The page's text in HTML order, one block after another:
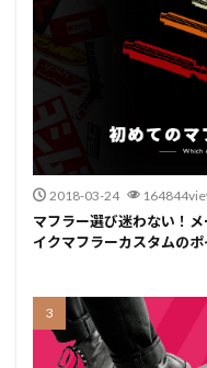
2018-03-24
マフラー選び迷わない！
イクマフラーカスタムのポ